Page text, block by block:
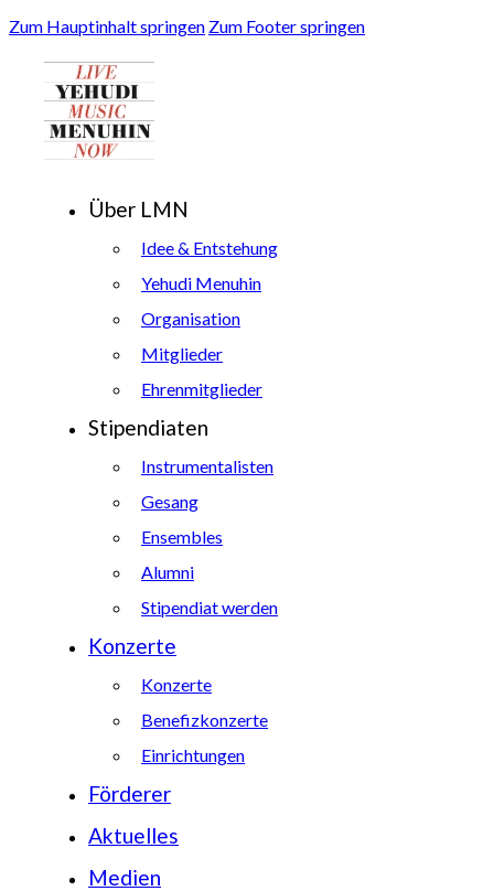
Zum Hauptinhalt springen Zum Footer springen
Über LMN
Idee & Entstehung
Yehudi Menuhin
Organisation
Mitglieder
Ehrenmitglieder
Stipendiaten
Instrumentalisten
Gesang
Ensembles
Alumni
Stipendiat werden
Konzerte
Konzerte
Benefizkonzerte
Einrichtungen
Förderer
Aktuelles
Medien